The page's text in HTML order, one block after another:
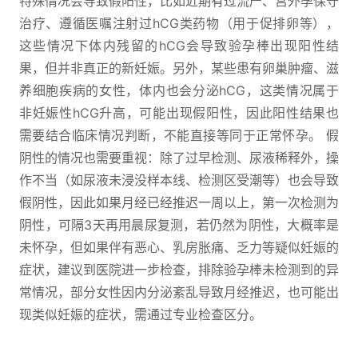
治疗、遵循医嘱注射过hCG类药物（用于促排卵等），
这些情况下体内残留的hCG会导致验孕棒出现阳性结
果，但并非真正的新妊娠。另外，某些患有卵巢肿瘤、滋
养细胞疾病的女性，体内也会分泌hCG，这类情况属于
非妊娠性hCG升高，可能出现假阳性，因此阳性结果也
需要结合临床情况判断，不能直接等同于正常怀孕。 假
阴性的情况也需要重视：除了过早检测、尿液稀释外，操
作不当（如尿液未浸没样本线、检测区受潮等）也会导致
假阴性，因此如果月经已经推迟一周以上，第一次检测为
阴性，可隔3天再用晨尿复测，若仍然为阴性，大概率是
未怀孕，但如果伴有恶心、乳房胀痛、乏力等疑似妊娠的
症状，建议到医院进一步检查，排除验孕棒未检测到的异
常情况，部分女性因内分泌紊乱导致月经推迟，也可能出
现类似妊娠的症状，需通过专业检查区分。